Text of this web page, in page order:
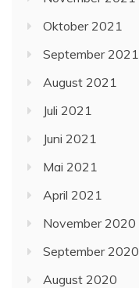
Oktober 2021
September 2021
August 2021
Juli 2021
Juni 2021
Mai 2021
April 2021
November 2020
September 2020
August 2020